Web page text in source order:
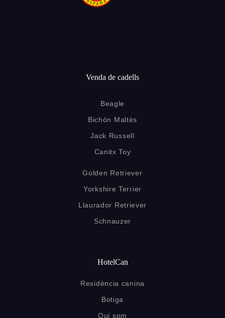
Venda de cadells
Beagle
Bichón Maltès
Jack Russell
Canitx Toy
Golden Retriever
Yorkshire Terrier
Llaurador Retriever
Schnauzer
HotelCan
Residència canina
Botiga
Qui som